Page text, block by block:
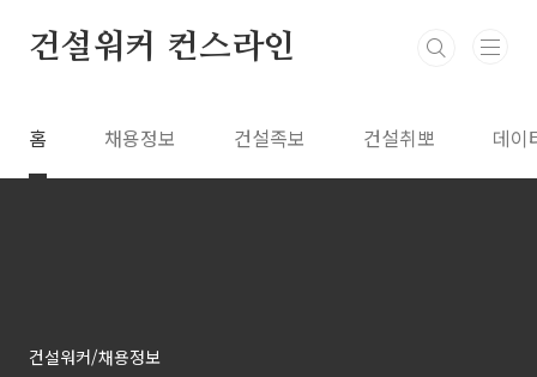
건설워커 컨스라인
홈 채용정보 건설족보 건설취뽀 데이
건설워커/채용정보